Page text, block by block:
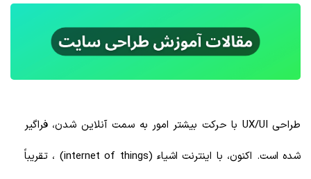
طراحی UX/UI با حرکت بیشتر امور به سمت آنلاین شدن، فراگیر
شده است. اکنون، با اینترنت اشیاء (internet of things) ، تقریباً